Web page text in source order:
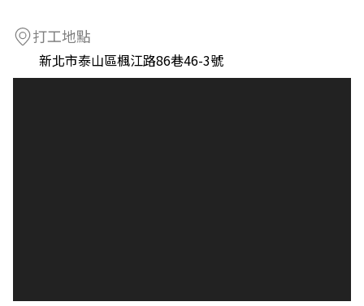
打工地點
新北市泰山區楓江路86巷46-3號